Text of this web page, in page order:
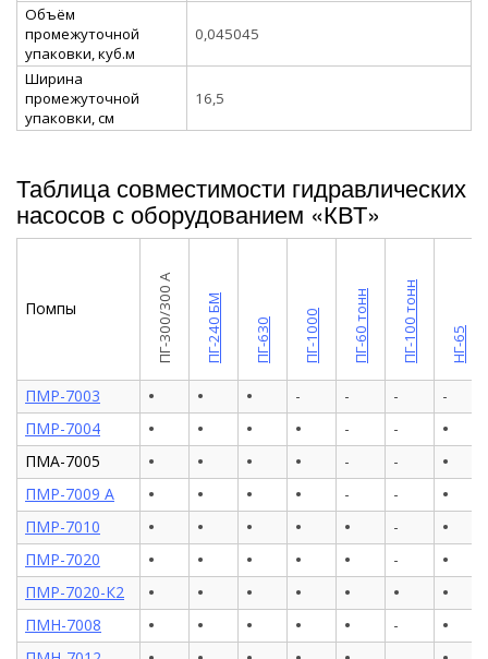
Объём
промежуточной
упаковки, куб.м
0,045045
Ширина
промежуточной
упаковки, см
16,5
Таблица совместимости гидравлических
насосов с оборудованием «КВТ»
Помпы ПГ-300/300 А ПГ-240 БМ ПГ-630 ПГ-1000 ПГ-60 тонн ПГ-100 тонн НГ-65
ПМР-7003 • • • - - -
-
ПМР-7004
• • • • - - •
ПМА-7005 • • • • - - •
ПМР-7009 А • • • • - - •
ПМР-7010 • • • • • - •
ПМР-7020 • • • • • - •
ПМР-7020-К2 • • • • • • •
ПМН-7008 • • • • • - •